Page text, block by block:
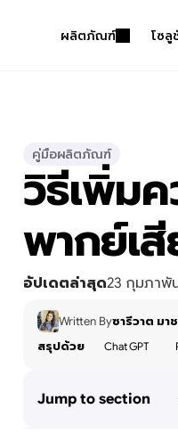
ผลิตภัณฑ์ โซลู
คู่มือผลิตภัณฑ์
วิธีเพิ่ม
พากย์เ
อัปเดตล่าสุด23 กุมภาพั
Written Byซารีวาต มา
สรุปด้วย
Chat GPT
Jump to section